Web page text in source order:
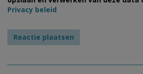
Privacy beleid